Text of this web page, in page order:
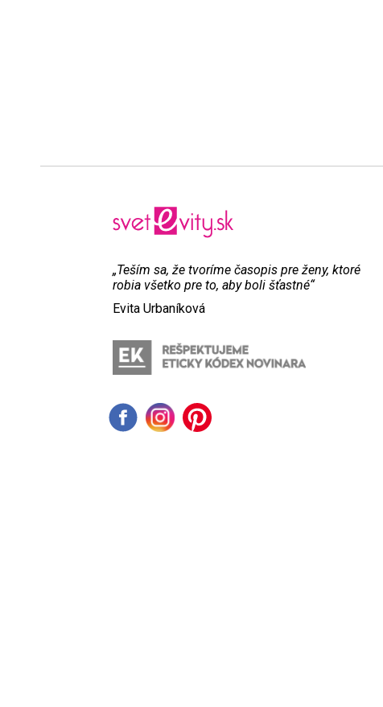
„Teším sa, že tvoríme časopis pre ženy, ktoré
robia všetko pre to, aby boli šťastné“
Evita Urbaníková